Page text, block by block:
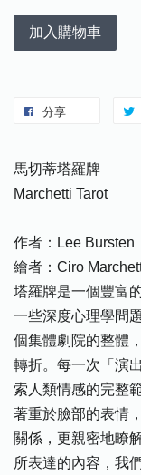
加入購物車
分享
馬切蒂塔羅牌
Marchetti Tarot
作者：Lee Bursten
繪者：Ciro
塔羅牌是一個豐富
一些深度心理學問
個集體劇院的整體
轉折。每一次「演
索人類情感的完整
著重於臉部的表情
關係，更親密地瞭
所表達的內容，我